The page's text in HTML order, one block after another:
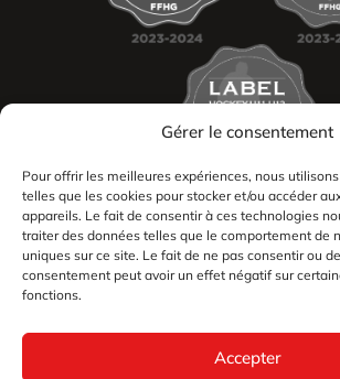
Gérer le consentement
Pour offrir les meilleures expériences, nous
telles que les cookies pour stocker et/ou accéder
appareils. Le fait de consentir à ces technologies
traiter des données telles que le comportement de
uniques sur ce site. Le fait de ne pas consentir ou
consentement peut avoir un effet négatif sur
fonctions.
Accepter
2026
Les Dogs de Cholet tous droits réservés
Politique en matière de remboursements et